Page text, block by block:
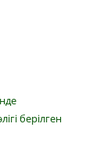
берілген